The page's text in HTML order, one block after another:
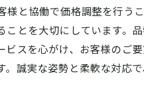
と協働で価格調整を行
とを大切にしています。
スを心がけ、お客様のご
誠実な姿勢と柔軟な対応